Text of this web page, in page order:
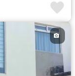
con closet